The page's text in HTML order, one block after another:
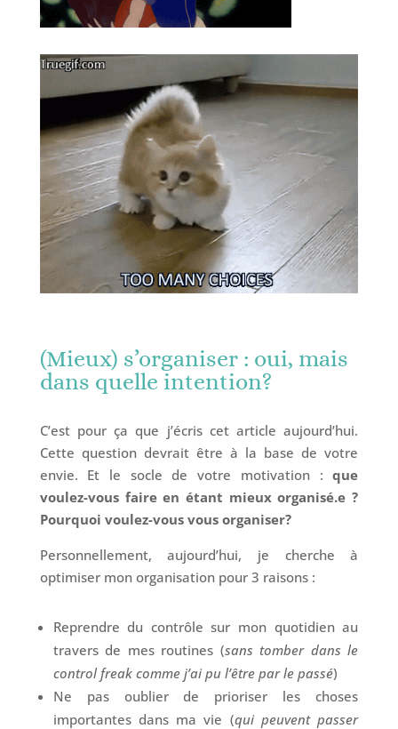
(Mieux) s’organiser : oui, mais
dans quelle intention?
C’est pour ça que j’écris cet article aujourd’hui.
Cette question devrait être à la base de votre
envie. Et le socle de votre motivation :que
voulez-vous faire en étant mieux organisé.e ?
Pourquoi voulez-vous vous organiser?
Personnellement, aujourd’hui, je cherche à
optimiser mon organisation pour 3 raisons :
Reprendre du contrôle sur mon quotidien au
travers de mes routines (sans tomber dans le
control freak comme j’ai pu l’être par le passé)
Ne pas oublier de prioriser les choses
importantes dans ma vie (qui peuvent passer